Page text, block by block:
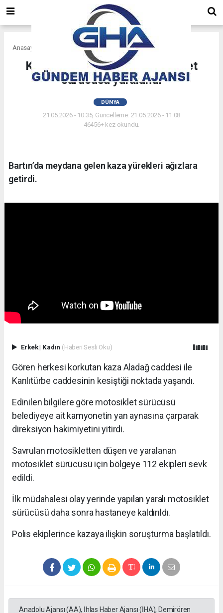
Anasayfa
Kamyonetle çarpışan motosiklet
sürücüsü yaralandı
DÜNYA
21.05.2026 - 10:35, Güncelleme: 21.05.2026 - 11:08
46456+ kez okundu.
Bartın’da meydana gelen kaza yürekleri ağızlara
getirdi.
Erkek| Kadın (Haberi Sesli Oku)
Gören herkesi korkutan kaza Aladağ caddesi ile
Kanlıtürbe caddesinin kesiştiği noktada yaşandı.
Edinilen bilgilere göre motosiklet sürücüsü
belediyeye ait kamyonetin yan aynasına çarparak
direksiyon hakimiyetini yitirdi.
Savrulan motosikletten düşen ve yaralanan
motosiklet sürücüsü için bölgeye 112 ekipleri sevk
edildi.
İlk müdahalesi olay yerinde yapılan yaralı motosiklet
sürücüsü daha sonra hastaneye kaldırıldı.
Polis ekiplerince kazaya ilişkin soruşturma başlatıldı.
Anadolu Ajansı (AA), İhlas Haber Ajansı (İHA), Demirören